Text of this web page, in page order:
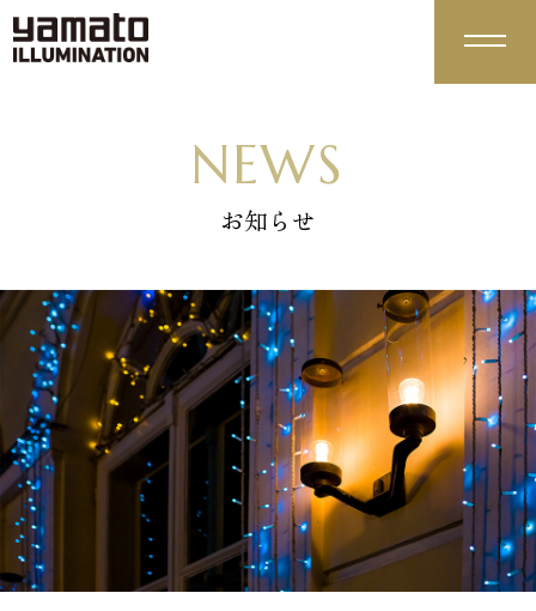
やまとイルミネーションの強み
04
装飾実績
WORKS
商品紹介
PRODUCTS
スタンダード 02 モチーフライト
デコレーションラ 04 特注
053-586-3370
お問合せ
カタログ請求
NEWS
お知らせ